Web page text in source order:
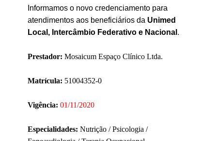
Informamos o novo credenciamento para
atendimentos aos beneficiários da Unimed
Local, Intercâmbio Federativo e Nacional .
Prestador: Mosaicum Espaço Clínico Ltda.
Matrícula: 51004352-0
Vigência: 01/11/2020
Especialidades: Nutrição / Psicologia /